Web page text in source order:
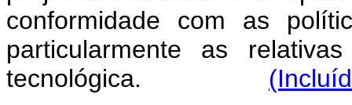
conformidade com as
particularmente as
tecnológica.